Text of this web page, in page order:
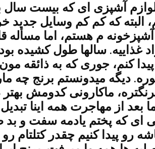
لوازم آشپزی ای که بیست سال
البته که کم کم وسایل جدید
م هستم، اما مسأله
غذاییه. سالها طول کشیده
کنم، جوری که به ذائقه
دیگه میدونستم برنج چه
ماکارونی کدومش بهتر
بعد از مهاجرت همه اینا
ای که پختم یادمه سفت و بد
رو پیدا کنیم چقدر کتلتام